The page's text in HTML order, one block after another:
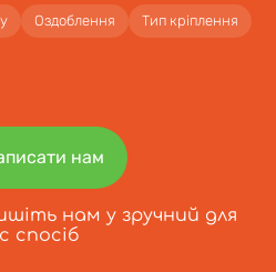
Оздоблення Тип кріплення
нам
нам у зручний для
спосіб